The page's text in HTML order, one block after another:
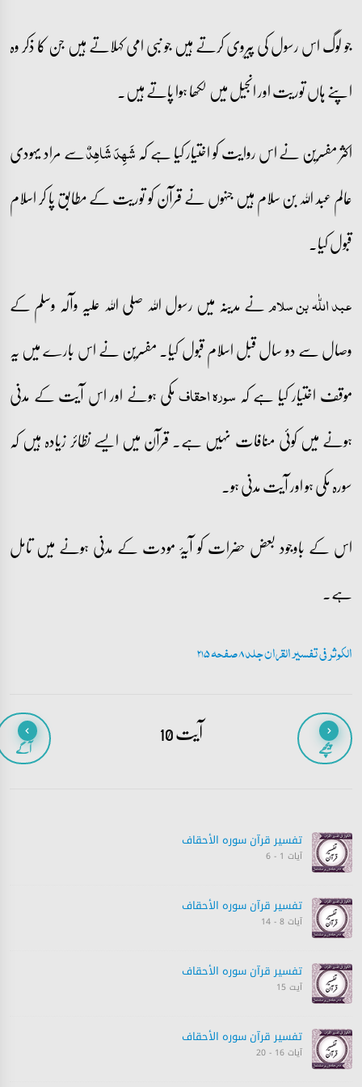
جو لوگ اس رسول کی پیروی کرتے ہیں جو نبی امی کہلاتے ہیں جن کا ذکر وہ
اپنے ہاں توریت اور انجیل میں لکھا ہوا پاتے ہیں۔
اکثر مفسرین نے اس روایت کو اختیار کیا ہے کہشَہِدَ شَاہِدٌسے مراد یہودی
عالم عبد اللہ بن سلام ہیں جنہوں نے قرآن کو توریت کے مطابق پا کر اسلام
قبول کیا۔
عبد اللّٰہ بن سلامنے مدینہ میں رسول اللہ صلی اللہ علیہ وآلہ وسلم کے
وصال سے دو سال قبل اسلام قبول کیا۔ مفسرین نے اس بارے میں یہ
موقف اختیار کیا ہے کہسورہ احقافمکی ہونے اور اس آیت کے مدنی
ہونے میں کوئی منافات نہیں ہے۔ قرآن میں ایسے نظائر زیادہ ہیں کہ
سورہ مکی ہو اور آیت مدنی ہو۔
اس کے باوجود بعض حضرات کو آیۂ مودت کے مدنی ہونے میں تامل
ہے۔
الکوثر فی تفسیر القران جلد 8 صفحہ 215
پیچھے آیت 10 آگے
تفسیر قرآن سورہ ‎الأحقاف
آیات 1 - 6
تفسیر قرآن سورہ ‎الأحقاف
آیات 8 - 14
تفسیر قرآن سورہ ‎الأحقاف
آیت 15
تفسیر قرآن سورہ ‎الأحقاف
آیات 16 - 20